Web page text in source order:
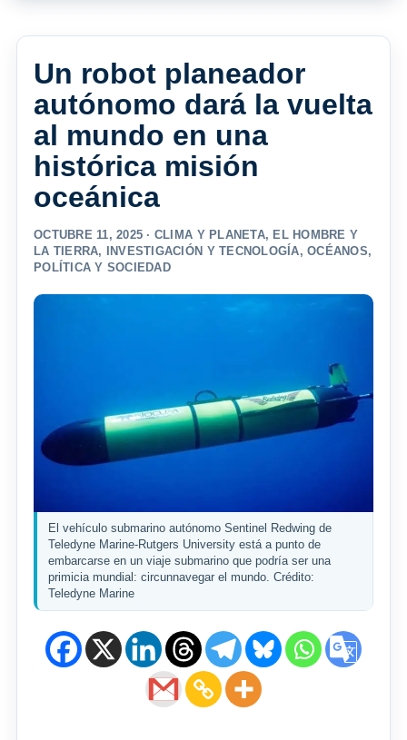
Un robot planeador
autónomo dará la vuelta
al mundo en una
histórica misión
oceánica
OCTUBRE 11, 2025 · CLIMA Y PLANETA, EL HOMBRE Y
LA TIERRA, INVESTIGACIÓN Y TECNOLOGÍA,OCÉANOS,
POLÍTICA Y SOCIEDAD
El vehículo submarino autónomo Sentinel Redwing de
Teledyne Marine-Rutgers University está a punto de
embarcarse en un viaje submarino que podría ser una
primicia mundial: circunnavegar el mundo. Crédito:
Teledyne Marine